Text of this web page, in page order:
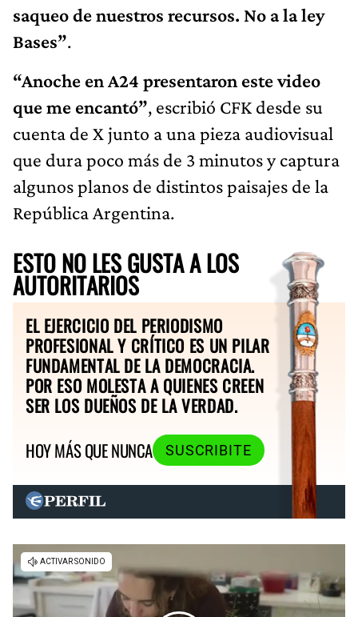
saqueo de nuestros recursos. No a la ley
Bases”.
“Anoche en A24 presentaron este video
que me encantó”, escribió CFK desde su
cuenta de X junto a una pieza audiovisual
que dura poco más de 3 minutos y captura
algunos planos de distintos paisajes de la
República Argentina.
ESTO NO LES GUSTA A LOS
AUTORITARIOS
EL EJERCICIO DEL PERIODISMO
PROFESIONAL Y CRÍTICO ES UN PILAR
FUNDAMENTAL DE LA DEMOCRACIA.
POR ESO MOLESTA A QUIENES CREEN
SER LOS DUEÑOS DE LA VERDAD.
HOY MÁS QUE NUNCA
SUSCRIBITE